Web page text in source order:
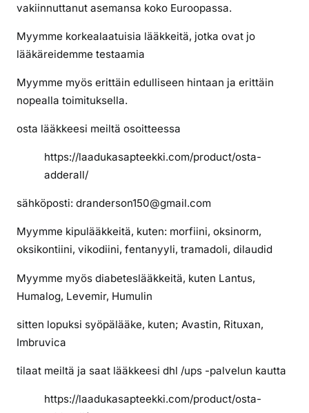
k
o
d
a
a
a
a
l
e
vakiinnuttanut asemansa koko Euroopassa.
Myymme korkealaatuisia lääkkeitä, jotka ovat jo
lääkäreidemme testaamia
Myymme myös erittäin edulliseen hintaan ja erittäin
nopealla toimituksella.
osta lääkkeesi meiltä osoitteessa
https://laadukasapteekki.com/product/osta-
adderall/
sähköposti: dranderson150@gmail.com
Myymme kipulääkkeitä, kuten: morfiini, oksinorm,
oksikontiini, vikodiini, fentanyyli, tramadoli, dilaudid
Myymme myös diabeteslääkkeitä, kuten Lantus,
Humalog, Levemir, Humulin
sitten lopuksi syöpälääke, kuten; Avastin, Rituxan,
Imbruvica
tilaat meiltä ja saat lääkkeesi dhl /ups -palvelun kautta
https://laadukasapteekki.com/product/osta-